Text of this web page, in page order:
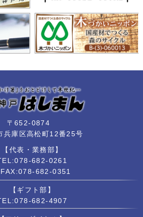
〒652-0874
兵庫区高松町12番25号
【代表・業務部】
682-0261
682-0351
【ギフト部】
682-4907